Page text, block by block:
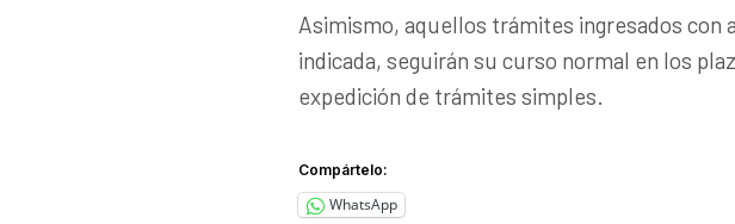
Asimismo, aquellos trámites ingresados con
indicada, seguirán su curso normal en los
expedición de trámites simples.
Compártelo:
WhatsApp